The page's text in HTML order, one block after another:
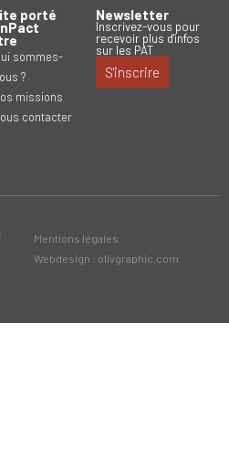
porté
sommes-
?
missions
contacter
Newsletter
Inscrivez-vous pour
recevoir plus d'infos
sur les PAT
S'inscrire
Mentions légales
Webdesign : olivgraphic.com